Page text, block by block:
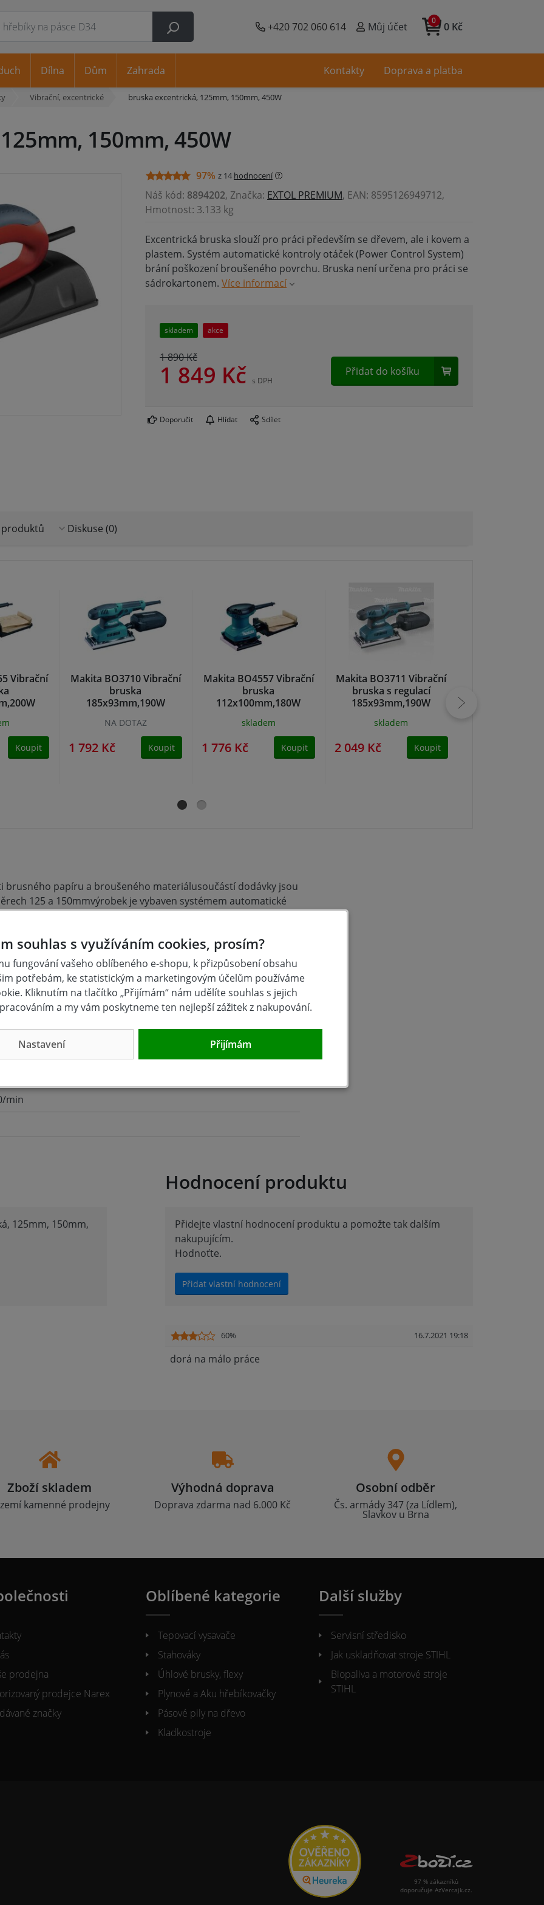
+420 702 060 614 Můj účet 0 Kč
0
Vibrační, excentrické bruska excentrická, 125mm, 150mm, 450W
150mm, 450W
97% z 14 hodnocení
Náš kód: 8894202, Značka: EXTOL PREMIUM, EAN: 8595126949712,
Hmotnost: 3.133 kg
Excentrická bruska slouží pro práci především se dřevem, ale i kovem a
plastem. Systém automatické kontroly otáček (Power Control System)
brání poškození broušeného povrchu. Bruska není určena pro práci se
sádrokartonem. Více informací
skladem akce
1 890 Kč
1 849 Kč s DPH
Přidat do košíku
Doporučit Hlídat Sdílet
produktů Diskuse (0)
Vibrační
Koupit
Makita BO3710 Vibrační
bruska
185x93mm,190W
NA DOTAZ
1 792 Kč Koupit
Makita BO4557 Vibrační
bruska
112x100mm,180W
skladem
1 776 Kč Koupit
Makita BO3711 Vibrační
bruska s regulací
185x93mm,190W
skladem
2 049 Kč Koupit
brusného papíru a broušeného materiálusoučástí dodávky jsou
125 a 150mmvýrobek je vybaven systémem automatické
vzniku nežádoucích hlubokých rýh v broušeném
min
125mm, 150mm,
Hodnocení produktu
Přidejte vlastní hodnocení produktu a pomožte tak dalším
nakupujícím.
Hodnoťte.
Přidat vlastní hodnocení
60% 16.7.2021 19:18
dorá na málo práce
Zboží skladem
kamenné prodejny
Výhodná doprava
Doprava zdarma nad 6.000 Kč
Osobní odběr
Čs. armády 347 (za Lídlem),
Slavkov u Brna
prodejna
prodejce Narex
značky
Oblíbené kategorie
Tepovací vysavače
Stahováky
Úhlové brusky, flexy
Plynové a Aku hřebíkovačky
Pásové pily na dřevo
Kladkostroje
Další služby
Servisní středisko
Jak uskladňovat stroje STIHL
Biopaliva a motorové stroje
STIHL
97 % zákazníků
doporučuje AzVercajk.cz.
Dílna Dům Zahrada Kontakty Doprava a platba
souhlas s využíváním cookies, prosím?
fungování vašeho oblíbeného e-shopu, k přizpůsobení obsahu
potřebám, ke statistickým a marketingovým účelům používáme
Kliknutím na tlačítko „Přijímám“ nám udělíte souhlas s jejich
a my vám poskytneme ten nejlepší zážitek z nakupování.
Nastavení Přijímám